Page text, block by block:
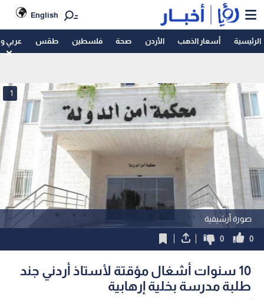
English
الرئيسية أسعار الذهب الأردن صحة فلسطين طقس عربي
صورة أرشيفية
1
0
0
10 سنوات أشغال مؤقتة لأستاذ أردني جند
طلبة مدرسة بخلية إرهابية